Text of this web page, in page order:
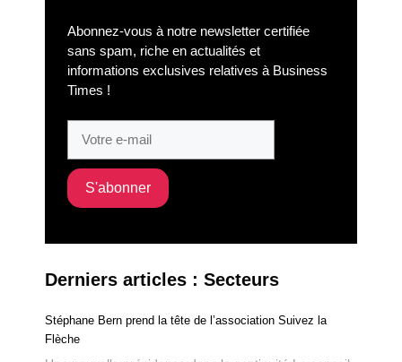
Abonnez-vous à notre newsletter certifiée
sans spam, riche en actualités et
informations exclusives relatives à Business
Times !
Derniers articles : Secteurs
Stéphane Bern prend la tête de l’association Suivez la
Flèche